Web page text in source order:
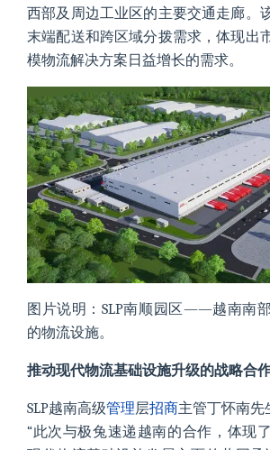
西部及周边工业区的主要交通走廊。
末端配送和跨区域分拨需求，体现出
模物流解决方案日益增长的需求。
图片说明：SLP南顺园区——越南南
的物流设施。
推动现代物流基础设施升级的战略合
SLP越南高级管理层招商主管丁怀南先
“此次与极兔速递越南的合作，体现